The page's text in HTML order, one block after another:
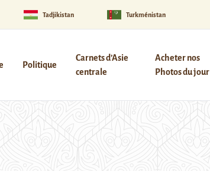
Tadjikistan Turkménistan
Politique
Carnets d’Asie
centrale
Acheter nos
Photos du jour